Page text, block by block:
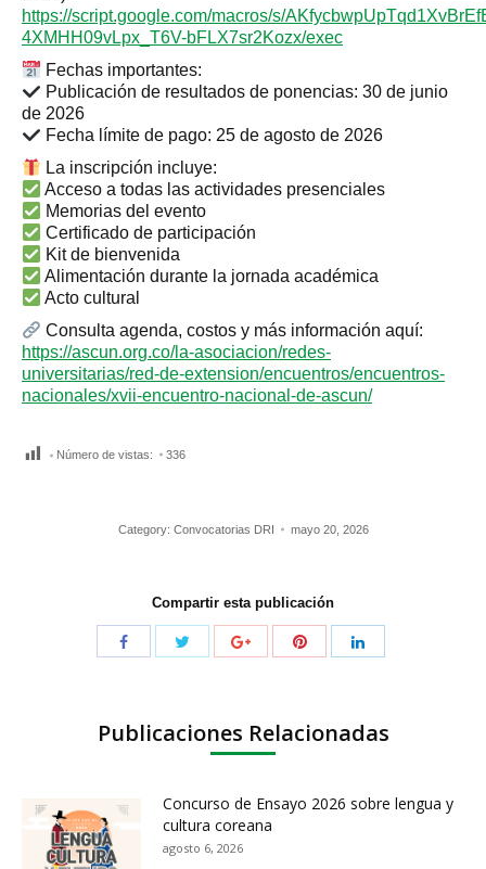
https://script.google.com/macros/s/
4XMHH09vLpx_T6V-bFLX7sr2Kozx/exec
Fechas importantes:
Publicación de resultados de ponencias: 30 de junio
de 2026
Fecha límite de pago: 25 de agosto de 2026
La inscripción incluye:
Acceso a todas las actividades presenciales
Memorias del evento
Certificado de participación
Kit de bienvenida
Alimentación durante la jornada académica
Acto cultural
Consulta agenda, costos y más información aquí:
https://ascun.org.co/la-asociacion/redes-
universitarias/red-de-extension/encuentros/encuentros-
nacionales/xvii-encuentro-nacional-de-ascun/
Número de vistas: 336
Category: Convocatorias DRI mayo 20, 2026
Compartir esta publicación
Publicaciones Relacionadas
Concurso de Ensayo 2026 sobre lengua y
cultura coreana
agosto 6, 2026